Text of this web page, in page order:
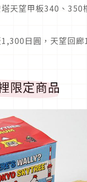
天望甲板340、350
日圓，天望回
限定商品